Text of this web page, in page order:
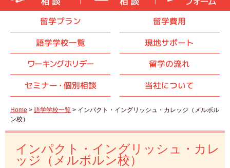
留学プラン
留学費用
語学学校一覧
現地サポート
ワーキングホリデー
留学の流れ
セミナー・ 個別相談 当社について
Home > 語学学校一覧 > インパクト・イングリッシュ・カレッジ（メルボル
ン校）
インパクト・イングリッシュ・カレ
ッジ（メルボルン校）